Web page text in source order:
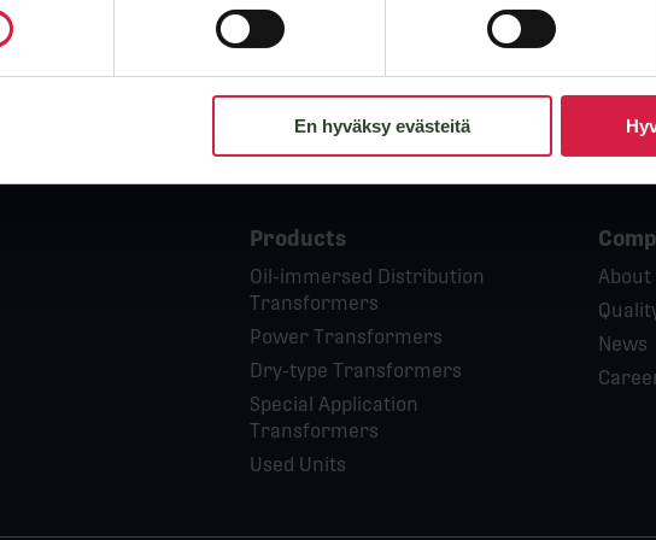
En hyväksy evästeitä
Products
Oil-immersed Distribution
Transformers
Power Transformers
Dry-type Transformers
Special Application
Transformers
Used Units
About
News